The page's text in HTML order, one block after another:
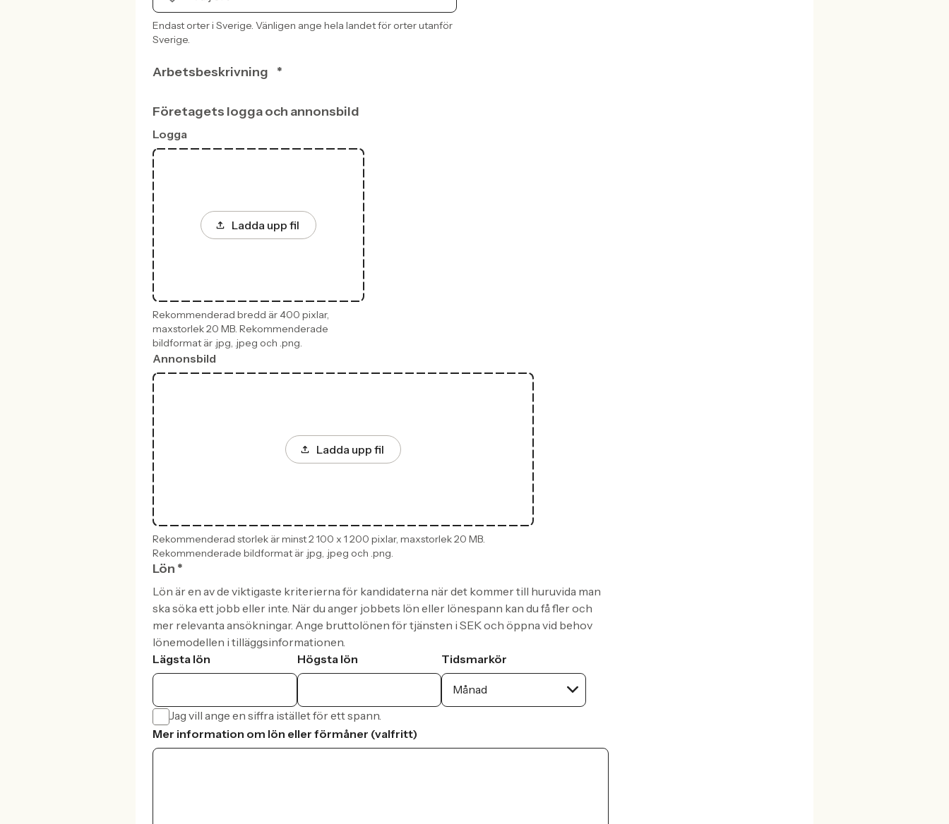
Endast orter i Sverige. Vänligen ange hela landet för orter utanför
Sverige.
Arbetsbeskrivning *
Företagets logga och annonsbild
Logga
Ladda upp fil
Rekommenderad bredd är 400 pixlar,
maxstorlek 20 MB. Rekommenderade
bildformat är .jpg, .jpeg och .png.
Annonsbild
Ladda upp fil
Rekommenderad storlek är minst 2 100 x 1 200 pixlar, maxstorlek 20 MB.
Rekommenderade bildformat är .jpg, .jpeg och .png.
Lön *
Lön är en av de viktigaste kriterierna för kandidaterna när det kommer till huruvida man
ska söka ett jobb eller inte. När du anger jobbets lön eller lönespann kan du få fler och
mer relevanta ansökningar. Ange bruttolönen för tjänsten i SEK och öppna vid behov
lönemodellen i tilläggsinformationen.
Lägsta lön
Högsta lön Tidsmarkör
Månad
Jag vill ange en siffra istället för ett spann.
Mer information om lön eller förmåner (valfritt)